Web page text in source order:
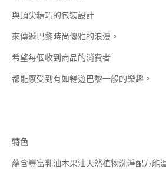
與頂尖精巧的包裝設計
來傳遞巴黎時尚優雅的浪漫。
希望每個收到商品的消費者
都能感受到有如暢遊巴黎一般的樂趣。
特色
蘊含豐富乳油木果油天然植物洗淨配方能